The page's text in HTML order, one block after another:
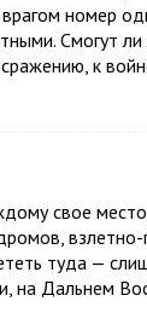
номер
Смогут
к
свое
туда —
на Дальнем